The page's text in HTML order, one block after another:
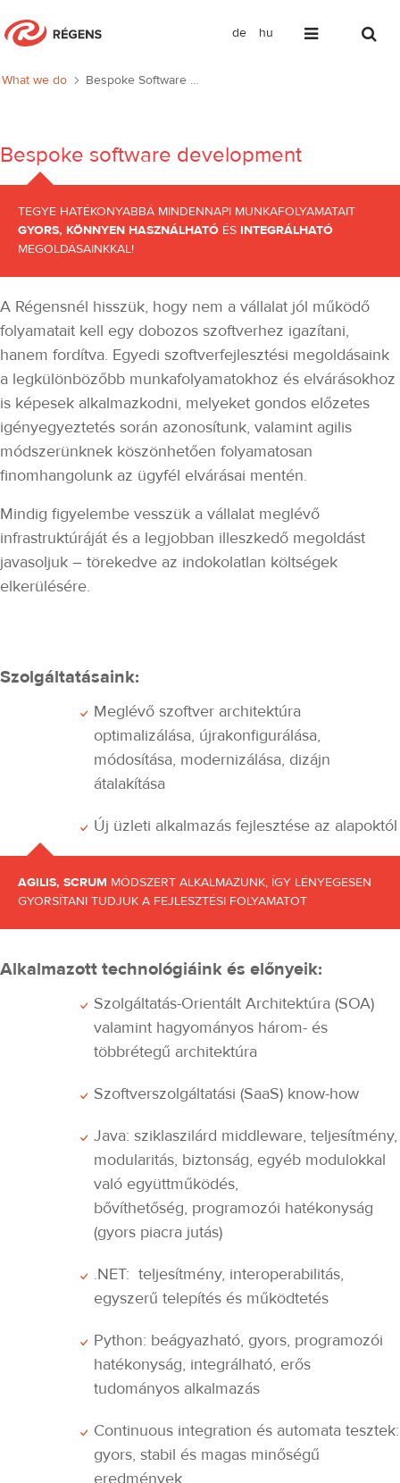
de hu
Bespoke software development
What we do Bespoke Software Development
Bespoke software development
TEGYE HATÉKONYABBÁ MINDENNAPI MUNKAFOLYAMATAIT
GYORS, KÖNNYEN HASZNÁLHATÓ ÉS INTEGRÁLHATÓ
MEGOLDÁSAINKKAL!
A Régensnél hisszük, hogy nem a vállalat jól működő
folyamatait kell egy dobozos szoftverhez igazítani,
hanem fordítva. Egyedi szoftverfejlesztési megoldásaink
a legkülönbözőbb munkafolyamatokhoz és elvárásokhoz
is képesek alkalmazkodni, melyeket gondos előzetes
igényegyeztetés során azonosítunk, valamint agilis
módszerünknek köszönhetően folyamatosan
finomhangolunk az ügyfél elvárásai mentén.
Mindig figyelembe vesszük a vállalat meglévő
infrastruktúráját és a legjobban illeszkedő megoldást
javasoljuk – törekedve az indokolatlan költségek
elkerülésére.
Szolgáltatásaink:
Meglévő szoftver architektúra
optimalizálása, újrakonfigurálása,
módosítása, modernizálása, dizájn
átalakítása
Új üzleti alkalmazás fejlesztése az alapoktól
AGILIS, SCRUM MÓDSZERT ALKALMAZUNK, ÍGY LÉNYEGESEN
GYORSÍTANI TUDJUK A FEJLESZTÉSI FOLYAMATOT
Alkalmazott technológiáink és előnyeik:
Szolgáltatás-Orientált Architektúra (SOA)
valamint hagyományos három- és
többrétegű architektúra
Szoftverszolgáltatási (SaaS) know-how
Java: sziklaszilárd middleware, teljesítmény,
modularitás, biztonság, egyéb modulokkal
való együttműködés,
bővíthetőség, programozói hatékonyság
(gyors piacra jutás)
.NET: teljesítmény, interoperabilitás,
egyszerű telepítés és működtetés
Python: beágyazható, gyors, programozói
hatékonyság, integrálható, erős
tudományos alkalmazás
Continuous integration és automata tesztek:
gyors, stabil és magas minőségű